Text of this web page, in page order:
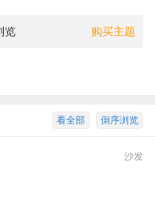
购买主题
览
倒序浏览
看全部
沙发